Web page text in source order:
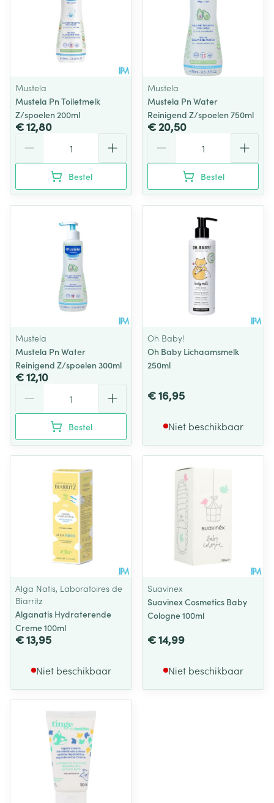
Mustela
Mustela Pn Toiletmelk
Z/spoelen 200ml
€ 12,80
Bestel
Mustela
Mustela Pn Water
Reinigend Z/spoelen 750ml
€ 20,50
Bestel
Mustela
Mustela Pn Water
Reinigend Z/spoelen 300ml
€ 12,10
Bestel
Oh Baby!
Oh Baby Lichaamsmelk
250ml
€ 16,95
Niet beschikbaar
Alga Natis, Laboratoires de
Biarritz
Alganatis Hydraterende
Creme 100ml
€ 13,95
Niet beschikbaar
Suavinex
Suavinex Cosmetics Baby
Cologne 100ml
€ 14,99
Niet beschikbaar